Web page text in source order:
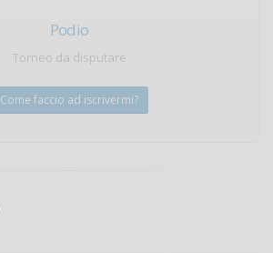
Podio
Torneo da disputare
Come faccio ad iscrivermi?